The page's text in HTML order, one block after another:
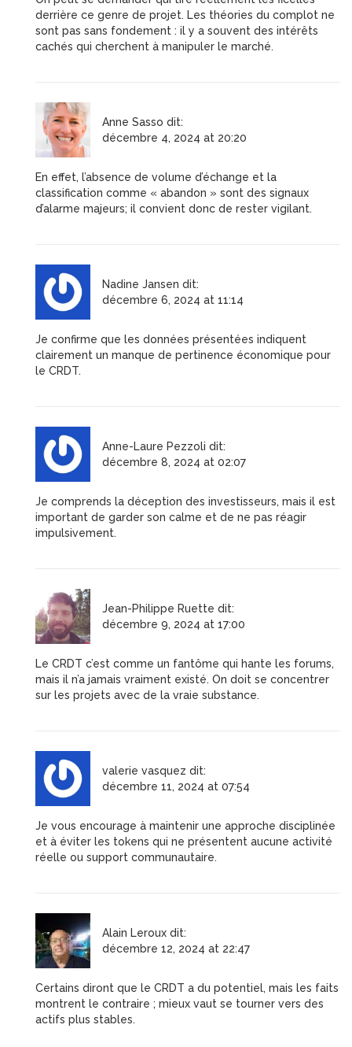
derrière ce genre de projet. Les théories du complot ne
sont pas sans fondement : il y a souvent des intérêts
cachés qui cherchent à manipuler le marché.
Anne Sasso dit:
décembre 4, 2024 at 20:20
En effet, l’absence de volume d’échange et la
classification comme « abandon » sont des signaux
d’alarme majeurs; il convient donc de rester vigilant.
Nadine Jansen dit:
décembre 6, 2024 at 11:14
Je confirme que les données présentées indiquent
clairement un manque de pertinence économique pour
le CRDT.
Anne-Laure Pezzoli dit:
décembre 8, 2024 at 02:07
Je comprends la déception des investisseurs, mais il est
important de garder son calme et de ne pas réagir
impulsivement.
Jean-Philippe Ruette dit:
décembre 9, 2024 at 17:00
Le CRDT c’est comme un fantôme qui hante les forums,
mais il n’a jamais vraiment existé. On doit se concentrer
sur les projets avec de la vraie substance.
valerie vasquez dit:
décembre 11, 2024 at 07:54
Je vous encourage à maintenir une approche disciplinée
et à éviter les tokens qui ne présentent aucune activité
réelle ou support communautaire.
Alain Leroux dit:
décembre 12, 2024 at 22:47
Certains diront que le CRDT a du potentiel, mais les faits
montrent le contraire ; mieux vaut se tourner vers des
actifs plus stables.